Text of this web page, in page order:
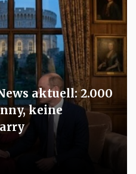
aktuell: 2.000
keine